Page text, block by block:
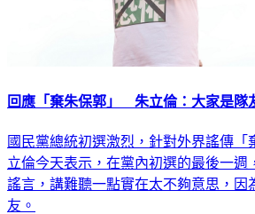
回應「棄朱保郭」 朱立倫：大家是隊
國民黨總統初選激烈，針對外界謠傳「
立倫今天表示，在黨內初選的最後一週
謠言，講難聽一點實在太不夠意思，因
友。